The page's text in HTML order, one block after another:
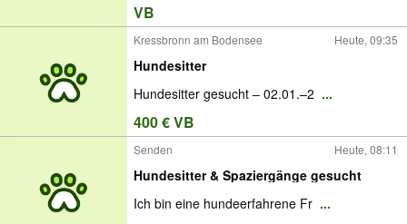
VB
Kressbronn am Bodensee Heute, 09:35
Hundesitter
Hundesitter gesucht – 02.01.–2 ...
400 € VB
Senden Heute, 08:11
Hundesitter & Spaziergänge gesucht
Ich bin eine hundeerfahrene Fr ...